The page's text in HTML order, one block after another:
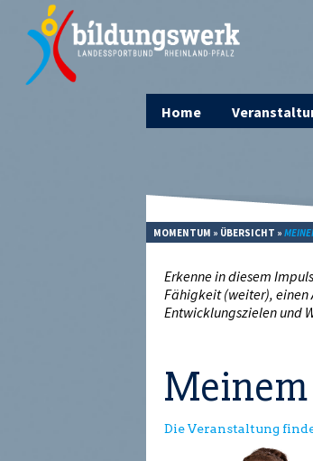
Home
MOMENTUM » ÜBERSICHT »
Erkenne in diesem
Fähigkeit (weiter), einen
Entwicklungszielen und
Die Veranstaltung